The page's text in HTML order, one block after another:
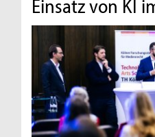
Einsatz von KI